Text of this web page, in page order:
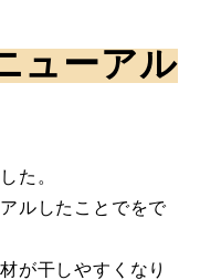
ューアル
た。
ルしたことでをで
が干しやすくなり